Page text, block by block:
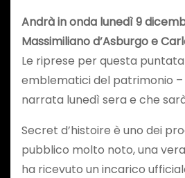
Andrà in onda lunedì 9
Massimiliano d’Asburgo e
Le riprese per questa
emblematici del patrimonio –
narrata lunedì sera e che
Secret d’histoire è uno dei
pubblico molto noto, una
ha ricevuto un incarico